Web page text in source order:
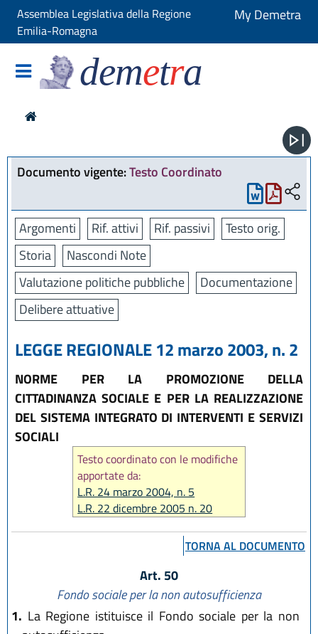
Assemblea Legislativa della Regione
Emilia-Romagna
My Demetra
demetra
Documento vigente:Testo Coordinato
Argomenti Rif. attivi Rif. passivi
Testo orig.
Storia
Nascondi Note
Valutazione politiche pubbliche
Documentazione
Delibere attuative
LEGGE REGIONALE 12 marzo 2003, n. 2
NORME PER LA PROMOZIONE DELLA
CITTADINANZA SOCIALE E PER LA REALIZZAZIONE
DEL SISTEMA INTEGRATO DI INTERVENTI E SERVIZI
SOCIALI
Testo coordinato con le modifiche
apportate da:
L.R. 24 marzo 2004, n. 5
L.R. 22 dicembre 2005 n. 20
L.R. 23 dicembre 2010 n. 14
L.R. 22 dicembre 2011 n. 21
L.R. 21 dicembre 2012 n. 19
L.R. 20 dicembre 2013 n. 28
L.R. 30 luglio 2015, n. 13
L.R. 15 luglio 2016 n. 11
TORNA AL DOCUMENTO
Art. 50
Fondo sociale per la non autosufficienza
1. La Regione istituisce il Fondo sociale per la non